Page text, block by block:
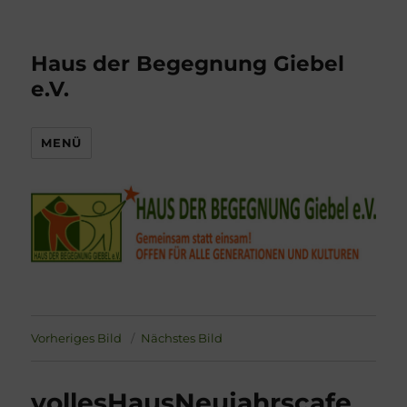
Haus der Begegnung Giebel
e.V.
MENÜ
Vorheriges Bild Nächstes Bild